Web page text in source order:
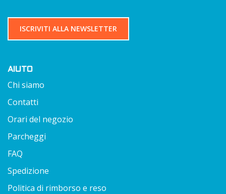
ISCRIVITI ALLA NEWSLETTER
AIUTO
Chi siamo
Contatti
Orari del negozio
Parcheggi
FAQ
Spedizione
Politica di rimborso e reso